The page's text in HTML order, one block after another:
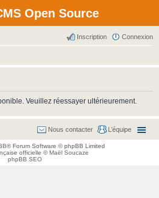
Open Source
Connexion
Inscription
Veuillez réessayer ultérieurement.
L’équipe
Nous contacter
® Forum Software © phpBB Limited
officielle ©Maël Soucaze
phpBB SEO